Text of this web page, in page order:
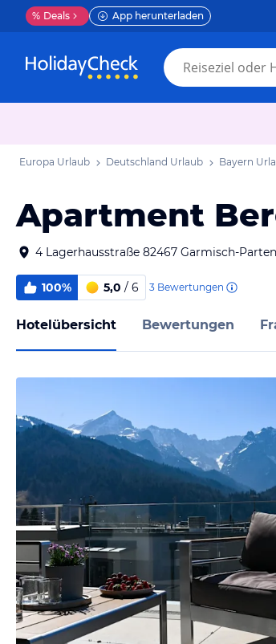
% Deals App herunterladen
Europa Urlaub Deutschland Urlaub Bayern
Apartment
4 Lagerhausstraße 82467 Garmisch-
100% 5,0 / 6 3 Bewertungen
Hotelübersicht Bewertungen